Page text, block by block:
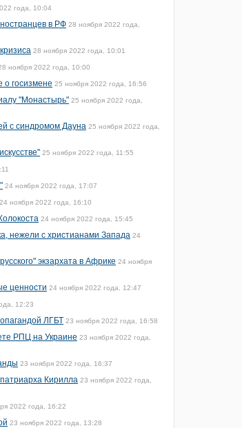
года, 10:04
в РФ 28 ноября 2022 года,
28 ноября 2022 года, 10:01
ноября 2022 года, 10:00
о госизмене 25 ноября 2022 года, 16:56
"Монастырь" 25 ноября 2022 года,
с синдромом Дауна 25 ноября 2022 года,
25 ноября 2022 года, 11:55
24 ноября 2022 года, 17:07
24 ноября 2022 года, 16:10
24 ноября 2022 года, 15:45
нежели с христианами Запада 24
экзархата в Африке 24 ноября
ценности 24 ноября 2022 года, 12:47
12:23
ЛГБТ 23 ноября 2022 года, 16:58
РПЦ на Украине 23 ноября 2022 года,
23 ноября 2022 года, 16:37
Кирилла 23 ноября 2022 года,
2022 года, 16:22
23 ноября 2022 года, 13:28